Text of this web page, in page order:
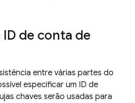
de conta de
entre várias partes do
especificar um ID de
chaves serão usadas para